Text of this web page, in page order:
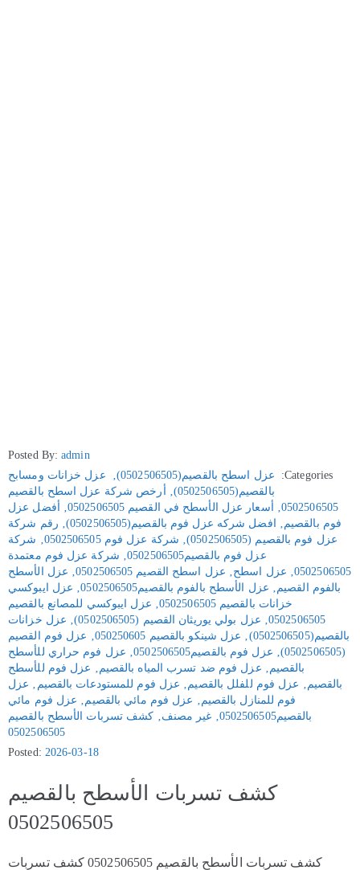
Posted By:admin
Categories:
عزل اسطح بالقصيم(0502506505) ‚
عزل خزانات ومسابح
بالقصيم(0502506505)
‚
أرخص شركة عزل اسطح بالقصيم
0502506505
‚ أسعار عزل الأسطح في القصيم 0502506505 ‚
أفضل عزل
فوم بالقصيم‚ افضل شركه عزل فوم بالقصيم(0502506505) ‚ رقم شركة
عزل فوم بالقصيم (0502506505)
‚ شركة عزل فوم 0502506505 ‚ شركة
عزل فوم بالقصيم0502506505
‚ شركة عزل فوم معتمدة
0502506505
‚ عزل اسطح‚ عزل اسطح القصيم 0502506505 ‚ عزل الأسطح
بالفوم القصيم‚ عزل الأسطح بالفوم بالقصيم0502506505 ‚ عزل ايبوكسي
خزانات بالقصيم 0502506505
‚ عزل ايبوكسي للمصانع بالقصيم
0502506505
‚ عزل بولي يوريثان القصيم (0502506505) ‚ عزل خزانات
بالقصيم(0502506505)
‚ عزل شينكو بالقصيم 050250605 ‚ عزل فوم القصيم
(0502506505)
‚ عزل فوم بالقصيم0502506505 ‚ عزل فوم حراري للأسطح
بالقصيم‚ عزل فوم ضد تسرب المياه بالقصيم‚ عزل فوم للأسطح
بالقصيم‚ عزل فوم للفلل بالقصيم‚ عزل فوم للمستودعات بالقصيم ‚ عزل
فوم للمنازل بالقصيم‚ عزل فوم مائي بالقصيم‚ عزل فوم مائي
بالقصيم0502506505
‚ غير مصنف‚ كشف تسربات الأسطح بالقصيم
0502506505
Posted: 2026-03-18
كشف تسربات الأسطح بالقصيم
0502506505
كشف تسربات الأسطح بالقصيم 0502506505 كشف تسربات